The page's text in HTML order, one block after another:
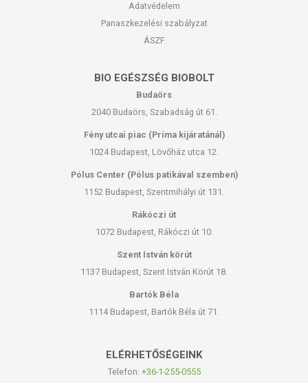
Adatvédelem
Panaszkezelési szabályzat
ÁSZF
BIO EGÉSZSÉG BIOBOLT
Budaörs
2040 Budaörs, Szabadság út 61.
Fény utcai piac (Príma kijáratánál)
1024 Budapest, Lövőház utca 12.
Pólus Center (Pólus patikával szemben)
1152 Budapest, Szentmihályi út 131.
Rákóczi út
1072 Budapest, Rákóczi út 10.
Szent István körút
1137 Budapest, Szent István Körút 18.
Bartók Béla
1114 Budapest, Bartók Béla út 71.
ELÉRHETŐSÉGEINK
Telefon: +36-1-255-0555